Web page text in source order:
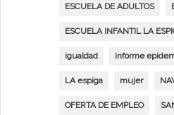
ESCUELA DE ADULTOS
ESCUELA INFANTIL LA
igualdad informe
LA espiga mujer
OFERTA DE EMPLEO